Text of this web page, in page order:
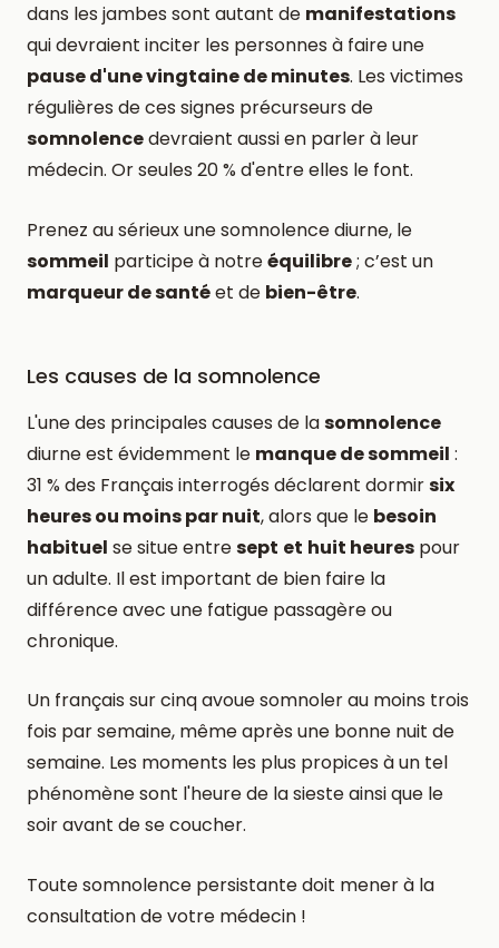
dans les jambes sont autant de manifestations
qui devraient inciter les personnes à faire une
pause d'une vingtaine de minutes. Les victimes
régulières de ces signes précurseurs de
somnolencedevraient aussi en parler à leur
médecin. Or seules 20 % d'entre elles le font.
Prenez au sérieux une somnolence diurne, le
sommeil participe à notreéquilibre; c’est un
marqueur de santéet de bien-être.
Les causes de la somnolence
L'une des principales causes de lasomnolence
diurne est évidemment le manque de sommeil :
31 % des Français interrogés déclarent dormirsix
heures ou moins par nuit, alors que le besoin
habituel se situe entresept et huit heures pour
un adulte. Il est important de bien faire la
différence avec une fatigue passagère ou
chronique.
Un français sur cinq avoue somnoler au moins trois
fois par semaine, même après une bonne nuit de
semaine. Les moments les plus propices à un tel
phénomène sont l'heure de la sieste ainsi que le
soir avant de se coucher.
Toute somnolence persistante doit mener à la
consultation de votre médecin !